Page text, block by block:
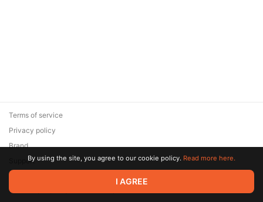
© 2026 Zaya Solutions Limited. All rights reserved. All trademarks
are the property of their respective owners.
Terms of service
Privacy policy
Brand
SupportBy using the site, you agree to our cookie policy. Read more here.
I AGREE